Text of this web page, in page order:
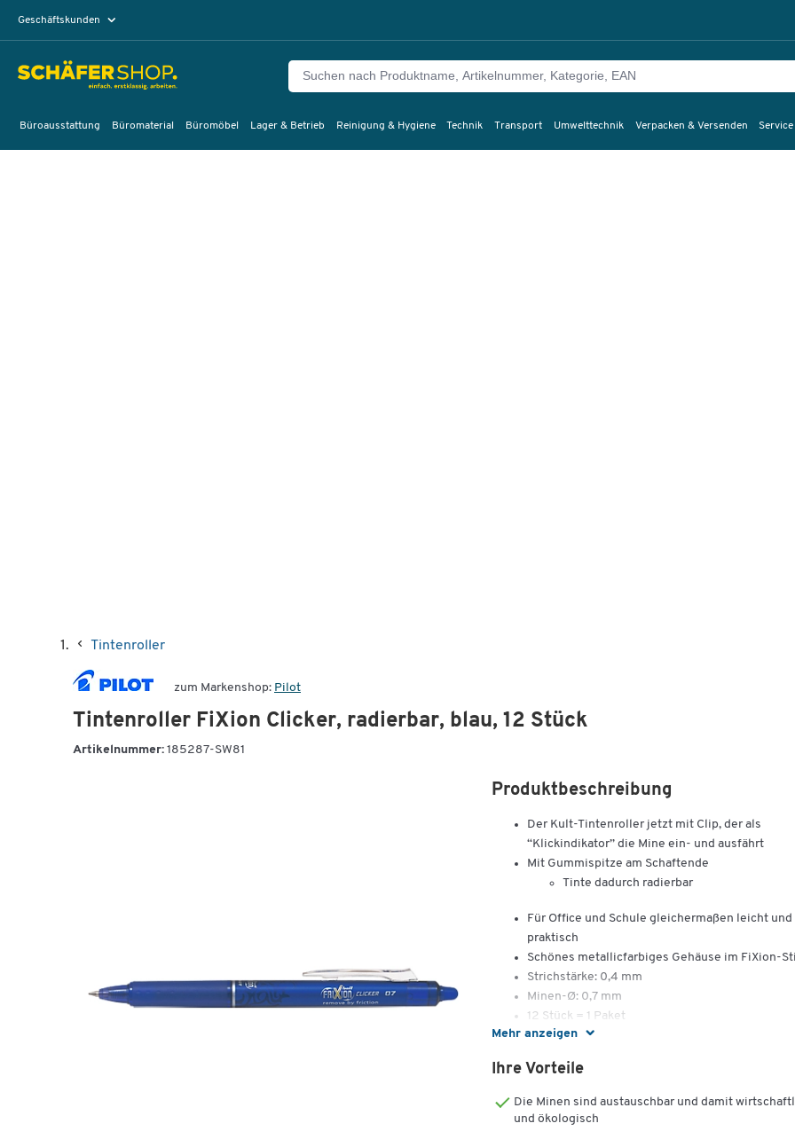
Geschäftskunden
Büroausstattung Büromaterial Büromöbel Lager & Betrieb Reinigung & Hygiene Technik Transport Umwelttechnik Verpacken & Versenden
Tintenroller
zum Markenshop: Pilot
Tintenroller FiXion Clicker, radierbar, blau, 12 Stück
Artikelnummer: 185287-SW81
Mehr anzeigen
Produktbeschreibung
Der Kult-Tintenroller jetzt mit Clip, der als
“Klickindikator” die Mine ein- und ausfährt
Mit Gummispitze am Schaftende
Tinte dadurch radierbar
Für Office und Schule gleichermaßen leicht und
praktisch
Schönes metallicfarbiges Gehäuse im FiXion-
Strichstärke: 0,4 mm
Minen-Ø: 0,7 mm
12 Stück = 1 Paket
Ihre Vorteile
Die Minen sind austauschbar und damit
und ökologisch